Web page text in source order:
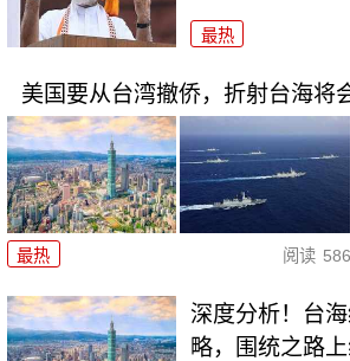
最热
美国要从台湾撤侨，折射台海将
最热 阅读
深度分析！台
略，围统之路